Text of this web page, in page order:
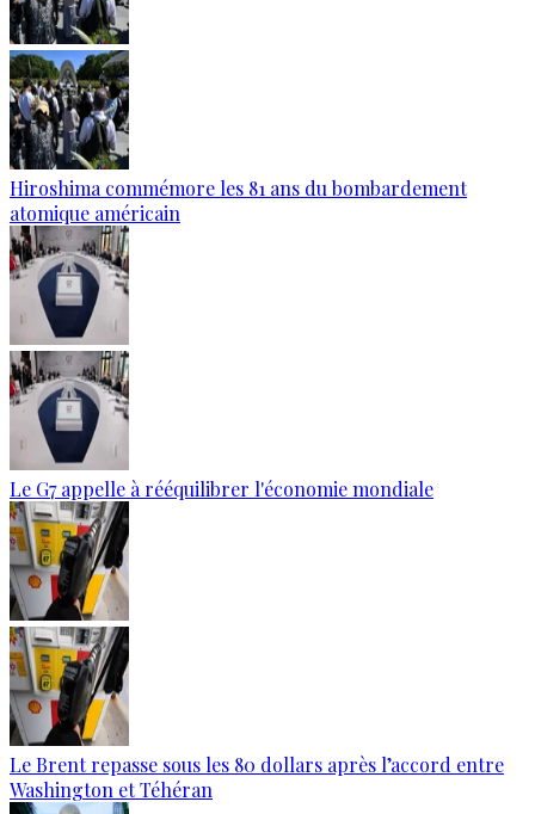
Hiroshima commémore les 81 ans du bombardement
atomique américain
Le G7 appelle à rééquilibrer l'économie mondiale
Le Brent repasse sous les 80 dollars après l’accord entre
Washington et Téhéran